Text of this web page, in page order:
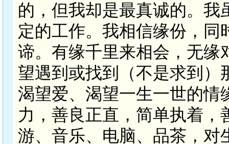
的，但我却是最真诚的。
定的工作。我相信缘份，同
谛。有缘千里来相会，无缘
望遇到或找到（不是求到）
渴望爱、渴望一生一世的情
力，善良正直，简单执着
游、音乐、电脑、品茶，对